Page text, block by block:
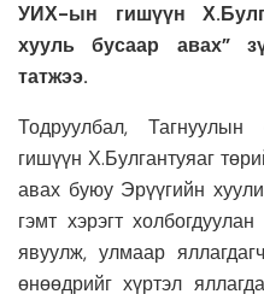
УИХ-ын гишүүн
хууль бусаар авах”
татжээ.
Тодруулбал,
гишүүн Х.Булгантуяаг
авах буюу Эрүүгийн
гэмт хэрэгт
явуулж, улмаар
өнөөдрийг хүртэл